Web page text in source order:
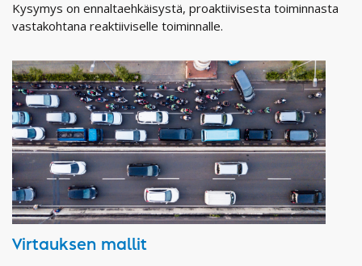
Kysymys on ennaltaehkäisystä, proaktiivisesta toiminnasta
vastakohtana reaktiiviselle toiminnalle.
Virtauksen mallit